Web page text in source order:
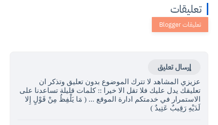
تعليقات
إرسال تعليق
عزيزي المشاهد لا تترك الموضوع بدون تعليق وتذكر ان
تعليقك يدل عليك فلا تقل الا خيرا :: كلمات قليلة تساعدنا على
الاستمرار في خدمتكم ادارة الموقع ... ( مَا يَلْفِظُ مِنْ قَوْلٍ إِلا
لَدَيْهِ رَقِيبٌ عَتِيدٌ )